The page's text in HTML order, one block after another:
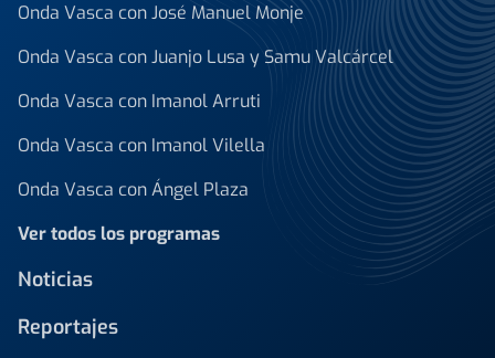
Onda Vasca con José Manuel Monje
Onda Vasca con Juanjo Lusa y Samu Valcárcel
Onda Vasca con Imanol Arruti
Onda Vasca con Imanol Vilella
Onda Vasca con Ángel Plaza
Ver todos los programas
Noticias
Reportajes